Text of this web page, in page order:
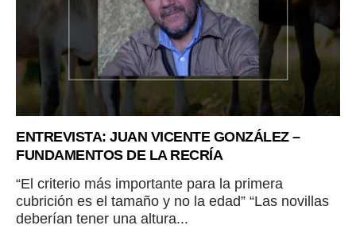
ENTREVISTA: JUAN VICENTE GONZÁLEZ –
FUNDAMENTOS DE LA RECRÍA
“El criterio más importante para la primera
cubrición es el tamaño y no la edad” “Las novillas
deberían tener una altura...